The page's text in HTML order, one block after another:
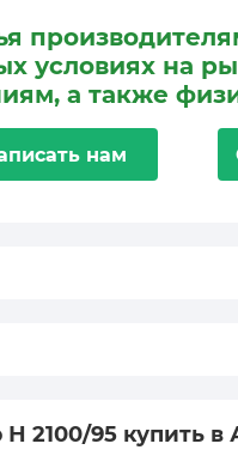
условиях на
а также
нам
Н 2100/95 купить в